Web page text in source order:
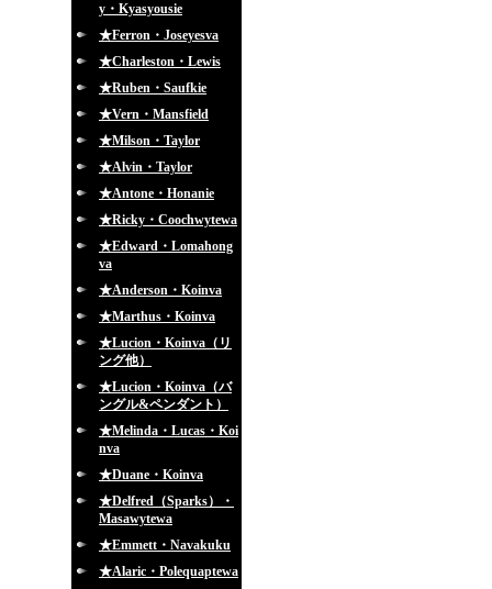
y・Kyasyousie
★Ferron・Joseyesva
★Charleston・Lewis
★Ruben・Saufkie
★Vern・Mansfield
★Milson・Taylor
★Alvin・Taylor
★Antone・Honanie
★Ricky・Coochwytewa
★Edward・Lomahong
va
★Anderson・Koinva
★Marthus・Koinva
★Lucion・Koinva（リ
ング他）
★Lucion・Koinva（バ
ングル&ペンダント）
★Melinda・Lucas・Koi
nva
★Duane・Koinva
★Delfred（Sparks）・
Masawytewa
★Emmett・Navakuku
★Alaric・Polequaptewa